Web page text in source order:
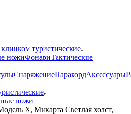
туристические
ножиФонариТактические
СнаряжениеПаракордАксессуары
ножи
X, Микарта Светлая холст,